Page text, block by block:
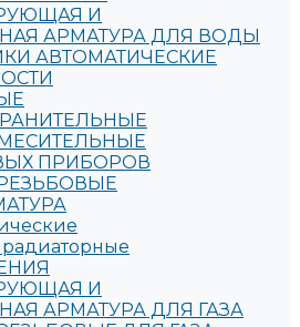
И
АРМАТУРА ДЛЯ ВОДЫ
АВТОМАТИЧЕСКИЕ
ПРИБОРОВ
И
АРМАТУРА ДЛЯ ГАЗА